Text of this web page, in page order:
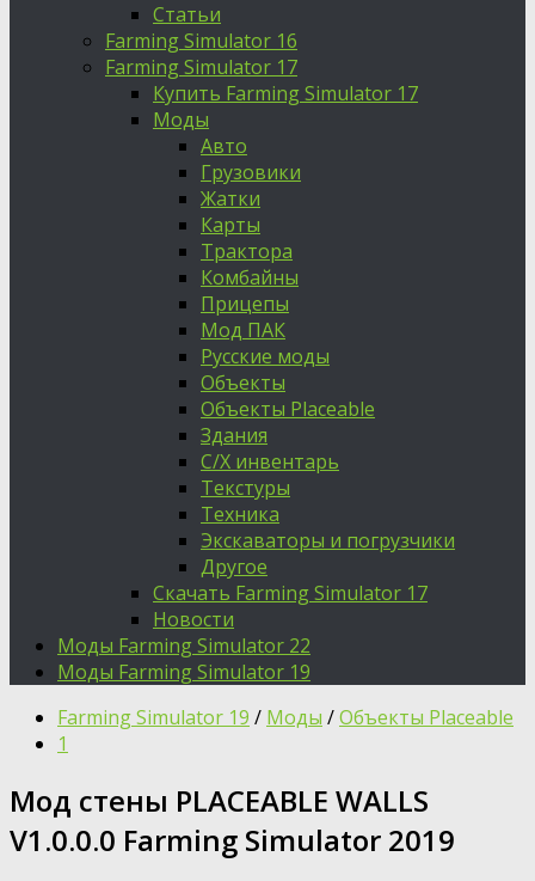
Статьи
Farming Simulator 16
Farming Simulator 17
Купить Farming Simulator 17
Моды
Авто
Грузовики
Жатки
Карты
Трактора
Комбайны
Прицепы
Мод ПАК
Русские моды
Объекты
Объекты Placeable
Здания
С/Х инвентарь
Текстуры
Техника
Экскаваторы и погрузчики
Другое
Скачать Farming Simulator 17
Новости
Моды Farming Simulator 22
Моды Farming Simulator 19
Farming Simulator 19 / Моды /Объекты Placeable
1
Мод стены PLACEABLE WALLS
V1.0.0.0 Farming Simulator 2019